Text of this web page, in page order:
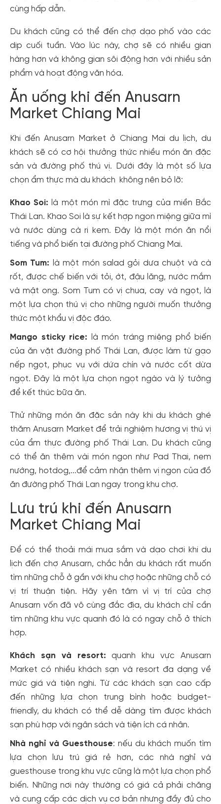
cùng hấp dẫn.
Du khách cũng có thể đến chợ dạo phố vào các
dịp cuối tuần. Vào lúc này, chợ sẽ có nhiều gian
hàng hơn và không gian sôi động hơn với nhiều sản
phẩm và hoạt động văn hóa.
Ăn uống khi đến Anusarn
Market Chiang Mai
Khi đến Anusarn Market ở Chiang Mai du lịch, du
khách sẽ có cơ hội thưởng thức nhiều món ăn đặc
sản và đường phố thú vị. Dưới đây là một số lựa
chọn ẩm thực mà du khách không nên bỏ lỡ:
Khao Soi: là một món mì đặc trưng của miền Bắc
Thái Lan. Khao Soi là sự kết hợp ngon miệng giữa mì
và nước dùng cà ri kem. Đây là một món ăn nổi
tiếng và phổ biến tại đường phố Chiang Mai.
Som Tum: là một món salad gỏi dưa chuột và cà
rốt, được chế biến với tỏi, ớt, đậu lăng, nước mắm
và mật ong. Som Tum có vị chua, cay và ngọt, là
một lựa chọn thú vị cho những người muốn thưởng
thức một khẩu vị độc đáo.
Mango sticky rice: là món tráng miệng phổ biến
của ăn vặt đường phố Thái Lan, được làm từ gạo
nếp ngọt, phục vụ với dứa chín và nước cốt dừa
ngọt. Đây là một lựa chọn ngọt ngào và lý tưởng
để kết thúc bữa ăn.
Thử những món ăn đặc sản này khi du khách ghé
thăm Anusarn Market để trải nghiệm hương vị thú vị
của ẩm thực đường phố Thái Lan. Du khách cũng
có thể ăn thêm vài món ngon như Pad Thai, nem
nướng, hotdog,...để cảm nhận thêm vị ngon của đồ
ăn đường phố Thái Lan ngay trong khu chợ.
Lưu trú khi đến Anusarn
Market Chiang Mai
Để có thể thoải mái mua sắm và dạo chơi khi du
lịch đến chợ Anusarn, chắc hẳn du khách rất muốn
tìm những chỗ ở gần với khu chợ hoặc những chỗ có
vị trí thuận tiện. Hãy yên tâm vì vị trí của chợ
Anusarn vốn đã vô cùng đắc địa, du khách chỉ cần
tìm những khu vực quanh đó là có ngay chỗ ở thích
hợp.
Khách sạn và resort: quanh khu vực Anusarn
Market có nhiều khách sạn và resort đa dạng về
mức giá và tiện nghi. Từ các khách sạn cao cấp
đến những lựa chọn trung bình hoặc budget-
friendly, du khách có thể dễ dàng tìm được khách
sạn phù hợp với ngân sách và tiện ích cá nhân.
Nhà nghỉ và Guesthouse: nếu du khách muốn tìm
lựa chọn lưu trú giá rẻ hơn, các nhà nghỉ và
guesthouse trong khu vực cũng là một lựa chọn phổ
biến. Những nơi này thường có giá cả phải chăng
và cung cấp các dịch vụ cơ bản nhưng đầy đủ cho
Tạo tài khoản nhanh - nhận nhiều ưu
đãi!
Tạo tài khoản để có thể nhận ngay các ưu đãihấp dẫn
dành cho thành viên đến từ các đối tác của Gody.vn dành
cho cộng đồng.
Đăng ký
Đăng nhập Google